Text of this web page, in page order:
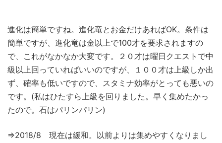
進化は簡単ですね。進化竜とお金だけあればOK。条件は
簡単ですが、進化竜は金以上で100才を要求されますの
で、これがなかなか大変です。２０才は曜日クエストで中
級以上回っていればいいのですが、１００才は上級しか出
ず、確率も低いですので、スタミナ効率がとっても悪いの
です。(私はひたすら上級を回りました。早く集めたかっ
たので。石はパリンパリン)
⇒2018/8 現在は緩和。以前よりは集めやすくなりまし